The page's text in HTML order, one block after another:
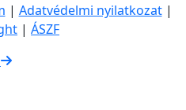
| Adatvédelmi nyilatkozat|
| ÁSZF